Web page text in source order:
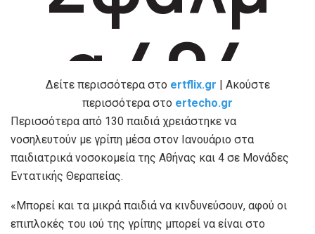
Δείτε περισσότερα στο ertflix.gr | Ακούστε
περισσότερα στο ertecho.gr
Περισσότερα από 130 παιδιά χρειάστηκε να
νοσηλευτούν με γρίπη μέσα στον Ιανουάριο στα
παιδιατρικά νοσοκομεία της Αθήνας και 4 σε Μονάδες
Εντατικής Θεραπείας.
«Μπορεί και τα μικρά παιδιά να κινδυνεύσουν, αφού οι
επιπλοκές του ιού της γρίπης μπορεί να είναι στο